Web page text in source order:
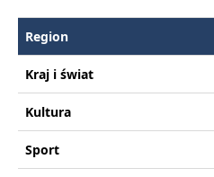
Region
Kraj i świat
Kultura
Sport